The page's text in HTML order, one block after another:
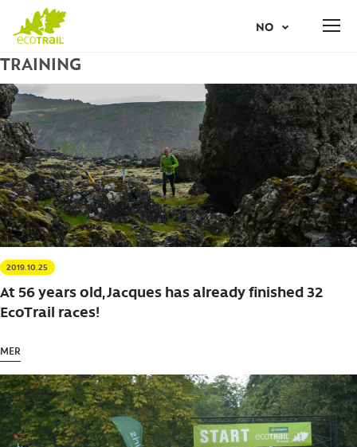
navigation
NL
FR
IT
NO
PT
SV
Back
top
TRAINING
2019.10.25
At 56 years old, Jacques has already finished 32
EcoTrail races!
MER